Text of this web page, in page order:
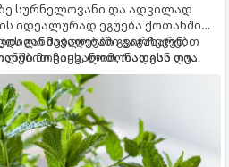
სურნელოვანი და ადვილად
იდეალურად ეგუება ქოთანში
მებაღეები გვირჩევენ,
მოვიყვანოთ, რადგან ღია
ის ფესვებით ძალიან
მცენარეებს ავიწროებს.
განმავლობაში გაგახარებთ
ჩაის, ლიმონათისა თუ